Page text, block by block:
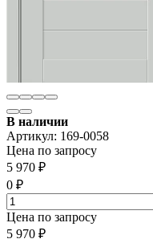
В наличии
Артикул: 169-0058
Цена по запросу
5 970 ₽
0 ₽
Цена по запросу
5 970 ₽